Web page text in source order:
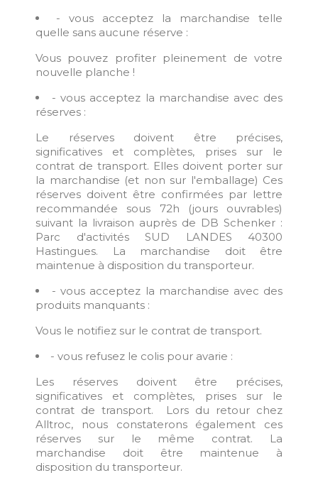
- vous acceptez la marchandise telle
quelle sans aucune réserve :
Vous pouvez profiter pleinement de votre
nouvelle planche !
- vous acceptez la marchandise avec des
réserves :
Le réserves doivent être précises,
significatives et complètes, prises sur le
contrat de transport. Elles doivent porter sur
la marchandise (et non sur l'emballage) Ces
réserves doivent être confirmées par lettre
recommandée sous 72h (jours ouvrables)
suivant la livraison auprès de DB Schenker :
Parc d'activités SUD LANDES 40300
Hastingues. La marchandise doit être
maintenue à disposition du transporteur.
- vous acceptez la marchandise avec des
produits manquants :
Vous le notifiez sur le contrat de transport.
- vous refusez le colis pour avarie :
Les réserves doivent être précises,
significatives et complètes, prises sur le
contrat de transport. Lors du retour chez
Alltroc, nous constaterons également ces
réserves sur le même contrat. La
marchandise doit être maintenue à
disposition du transporteur.